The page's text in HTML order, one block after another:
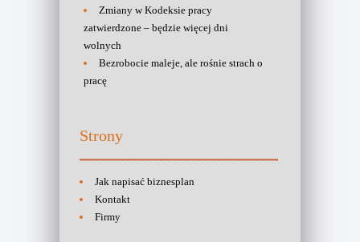
Zmiany w Kodeksie pracy
zatwierdzone – będzie więcej dni
wolnych
Bezrobocie maleje, ale rośnie strach o
pracę
Strony
Jak napisać biznesplan
Kontakt
Firmy